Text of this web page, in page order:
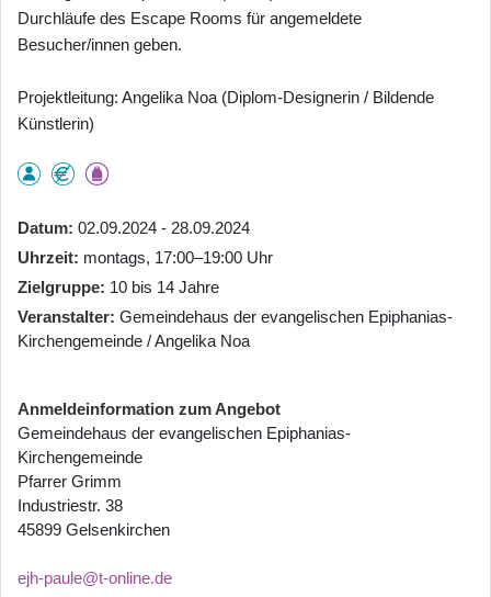
Durchläufe des Escape Rooms für angemeldete
Besucher/innen geben.
Projektleitung: Angelika Noa (Diplom-Designerin / Bildende
Künstlerin)
Datum 02.09.2024 - 28.09.2024
Uhrzeit montags, 17:00–19:00 Uhr
Zielgruppe 10 bis 14 Jahre
Veranstalter Gemeindehaus der evangelischen Epiphanias-
Kirchengemeinde / Angelika Noa
Anmeldeinformation zum Angebot
Gemeindehaus der evangelischen Epiphanias-
Kirchengemeinde
Pfarrer Grimm
Industriestr. 38
45899 Gelsenkirchen
ejh-paule@t-online.de